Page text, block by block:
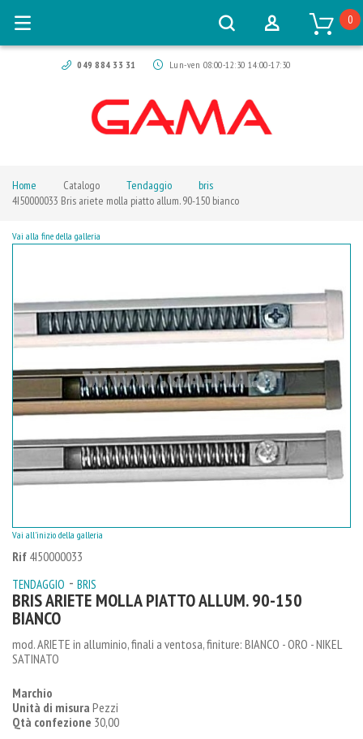
049 884 33 31 Lun-ven 08:00-12:30 14:00-17:30
0
Home Catalogo Tendaggio
bris
4I50000033 Bris ariete molla piatto allum. 90-150 bianco
Rif 4I50000033
TENDAGGIO - BRIS
BRIS ARIETE MOLLA PIATTO ALLUM. 90-150
BIANCO
mod. ARIETE in alluminio, finali a ventosa, finiture: BIANCO - ORO - NIKEL
SATINATO
Marchio
Unità di misura Pezzi
Qtà confezione 30,00
Vai alla fine della galleria
Vai all'inizio della galleria